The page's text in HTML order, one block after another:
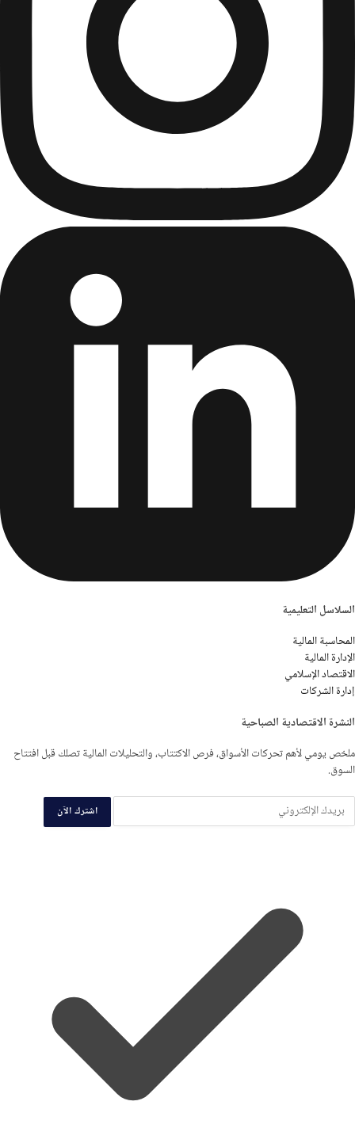
السلاسل التعليمية
المحاسبة المالية
الإدارة المالية
الاقتصاد الإسلامي
إدارة الشركات
النشرة الاقتصادية الصباحية
ملخص يومي لأهم تحركات الأسواق، فرص الاكتتاب، والتحليلات المالية تصلك قبل افتتاح
السوق.
اشترك الآن